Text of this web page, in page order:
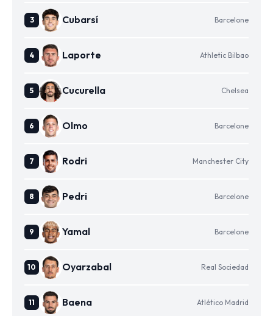
Cubarsí Barcelone
Laporte Athletic Bilbao
Cucurella Chelsea
Olmo Barcelone
Rodri Manchester City
Pedri Barcelone
Yamal Barcelone
Oyarzabal Real Sociedad
Baena Atlético Madrid